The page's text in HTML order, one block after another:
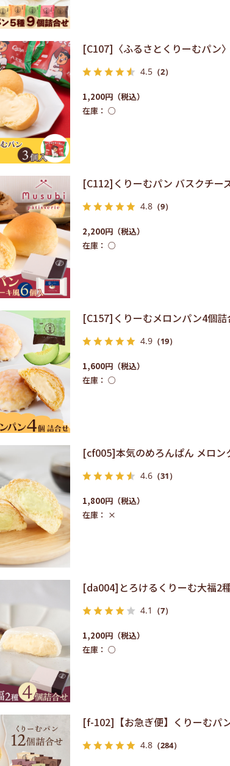
[C107]〈ふるさとくりーむパン
4.5 （2）
1,200円
在庫： ○
[C112]くりーむパン バスクチー
4.8 （9）
2,200円
在庫： ○
[C157]くりーむメロンパン4個詰
4.9 （19）
1,600円
在庫： ○
[cf005]本気のめろんぱん メロン
4.6 （31）
1,800円
在庫： ×
[da004]とろけるくりーむ大福2
4.1 （7）
1,200円
在庫： ○
[f-102]【お急ぎ便】くりーむパ
4.8 （284）